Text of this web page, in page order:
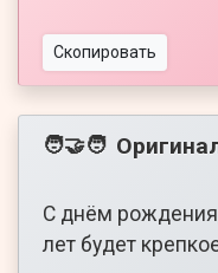
Скопировать
🧑‍🤝‍🧑
С днём
лет будет